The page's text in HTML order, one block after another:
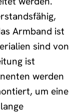
Armband ist
sind von
ist
werden
um eine